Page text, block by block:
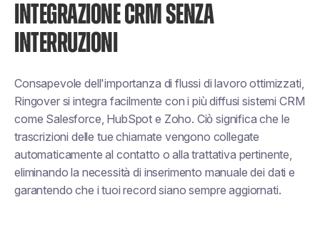
INTEGRAZIONE CRM SENZA
INTERRUZIONI
Consapevole dell'importanza di flussi di lavoro ottimizzati,
Ringover si integra facilmente con i più diffusi sistemi CRM
come Salesforce, HubSpot e Zoho. Ciò significa che le
trascrizioni delle tue chiamate vengono collegate
automaticamente al contatto o alla trattativa pertinente,
eliminando la necessità di inserimento manuale dei dati e
garantendo che i tuoi record siano sempre aggiornati.